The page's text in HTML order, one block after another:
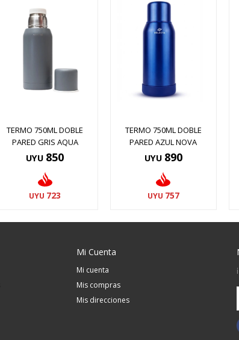
TERMO 750ML DOBLE
PARED GRIS AQUA
UYU 850
UYU 723
TERMO 750ML DOBLE
PARED AZUL NOVA
UYU 890
UYU 757
Mi Cuenta
Mi cuenta
Mis compras
Mis direcciones